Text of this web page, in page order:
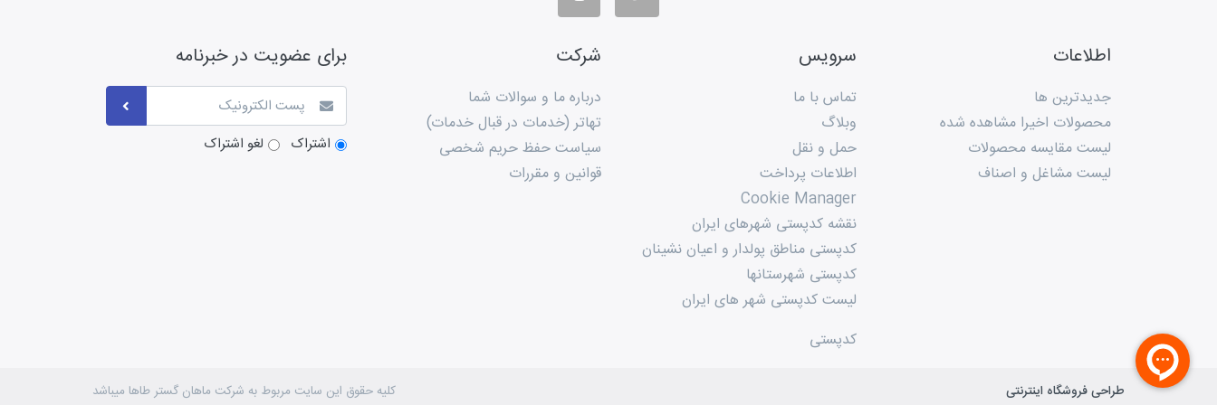
اطلاعات
جدیدترین ها
محصولات اخیرا مشاهده شده
لیست مقایسه محصولات
لیست مشاغل و اصناف
سرویس
تماس با ما
وبلاگ
حمل و نقل
اطلاعات پرداخت
Cookie Manager
نقشه کدپستی شهرهای ایران
کدپستی مناطق پولدار و اعیان نشینان
کدپستی شهرستانها
لیست کدپستی شهر های ایران
کدپستی
شرکت
درباره ما و سوالات شما
تهاتر (خدمات در قبال خدمات)
سیاست حفظ حریم شخصی
قوانین و مقررات
برای عضویت در خبرنامه
اشتراک لغو اشتراک
طراحی فروشگاه اینترنتی کلیه حقوق این سایت مربوط به شرکت ماهان گستر طاها میباشد